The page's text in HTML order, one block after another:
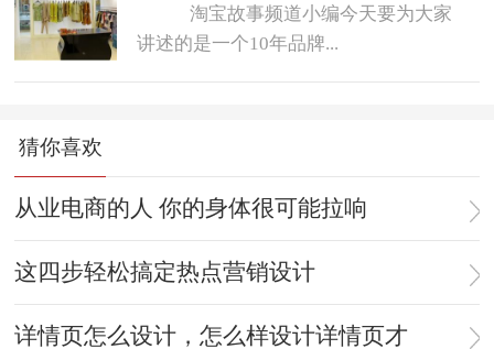
淘宝故事频道小编今天要为大家
讲述的是一个10年品牌...
猜你喜欢
从业电商的人 你的身体很可能拉响
这四步轻松搞定热点营销设计
详情页怎么设计，怎么样设计详情页才